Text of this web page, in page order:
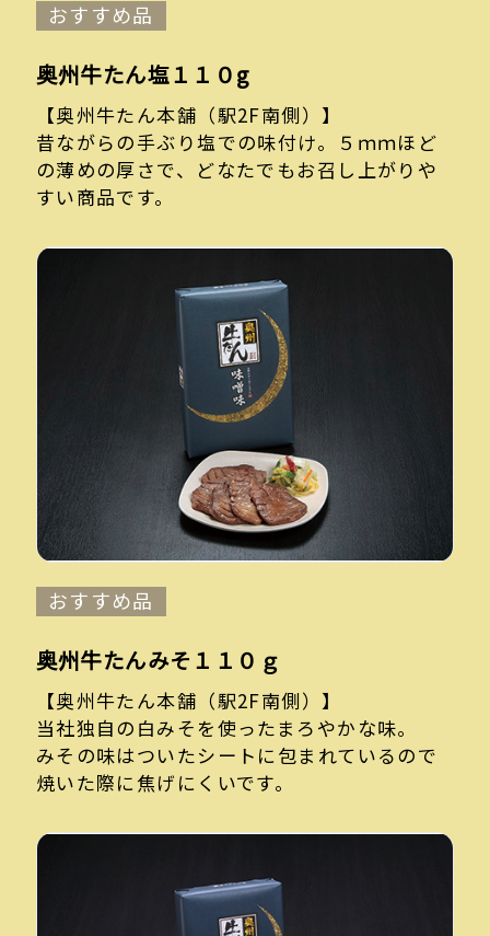
おすすめ品
奥州牛たん塩１１０g
【奥州牛たん本舗（駅2F南側）】
昔ながらの手ぶり塩での味付け。５ｍｍほど
の薄めの厚さで、どなたでもお召し上がりや
すい商品です。
おすすめ品
奥州牛たんみそ１１０ｇ
【奥州牛たん本舗（駅2F南側）】
当社独自の白みそを使ったまろやかな味。
みその味はついたシートに包まれているので
焼いた際に焦げにくいです。